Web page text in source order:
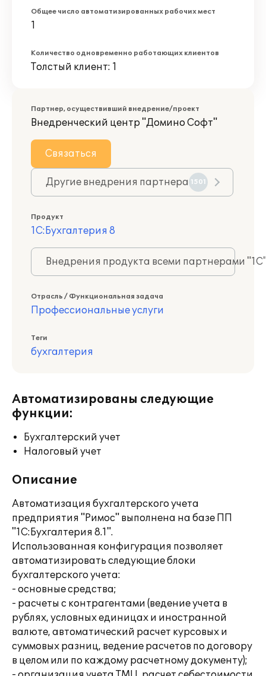
Общее число автоматизированных рабочих мест
1
Количество одновременно работающих клиентов
Толстый клиент: 1
Партнер, осуществивший внедрение/проект
Внедренческий центр "Домино Софт"
Связаться
Другие внедрения партнера 1501
Продукт
1С:Бухгалтерия 8
Внедрения продукта всеми партнерами
Отрасль / Функциональная задача
Профессиональные услуги
Теги
бухгалтерия
Автоматизированы следующие
функции:
Бухгалтерский учет
Налоговый учет
Описание
Автоматизация бухгалтерского учета
предприятия "Римос" выполнена на базе ПП
"1С:Бухгалтерия 8.1".
Использованная конфигурация позволяет
автоматизировать следующие блоки
бухгалтерского учета:
- основные средства;
- расчеты с контрагентами (ведение учета в
рублях, условных единицах и иностранной
валюте, автоматический расчет курсовых и
суммовых разниц, ведение расчетов по договору
в целом или по каждому расчетному документу);